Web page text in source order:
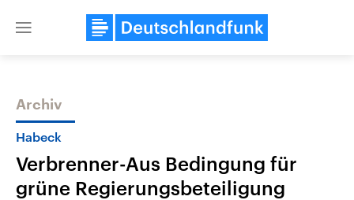
Close
Themen
Archiv
Habeck
Verbrenner-Aus Bedingung für
grüne Regierungsbeteiligung